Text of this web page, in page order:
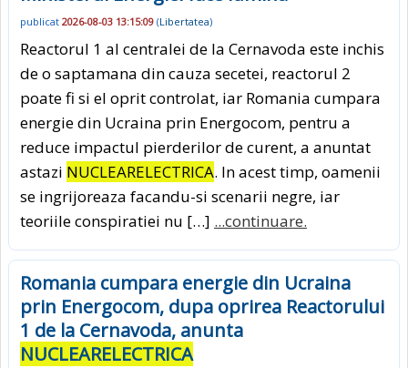
publicat 2026-08-03 13:15:09 (Libertatea)
Reactorul 1 al centralei de la Cernavoda este inchis
de o saptamana din cauza secetei, reactorul 2
poate fi si el oprit controlat, iar Romania cumpara
energie din Ucraina prin Energocom, pentru a
reduce impactul pierderilor de curent, a anuntat
astazi NUCLEARELECTRICA. In acest timp, oamenii
se ingrijoreaza facandu-si scenarii negre, iar
teoriile conspiratiei nu […] ...continuare.
Romania cumpara energie din Ucraina
prin Energocom, dupa oprirea Reactorului
1 de la Cernavoda, anunta
NUCLEARELECTRICA